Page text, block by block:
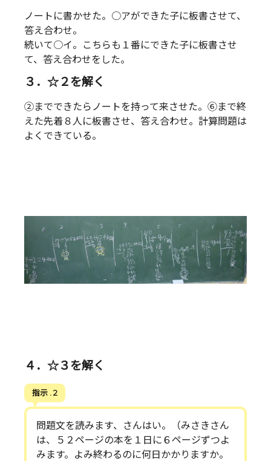
ノートに書かせた。○アができた子に板書させて、
答え合わせ。
続いて○イ。こちらも１番にできた子に板書させ
て、答え合わせをした。
３．☆２を解く
②までできたらノートを持って来させた。⑥まで終
えた先着８人に板書させ、答え合わせ。計算問題は
よくできている。
４．☆３を解く
指示 . 2
問題文を読みます、さんはい。（みさきさん
は、５２ページの本を１日に６ページずつよ
みます。よみ終わるのに何日かかりますか。